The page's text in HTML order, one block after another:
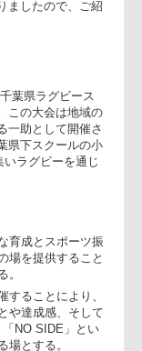
杯千葉県ラグビース
杯千葉県ラグビース
す。この大会は地域
図る一助として開催
全な育成とスポーツ
流の場を提供するこ
げる。